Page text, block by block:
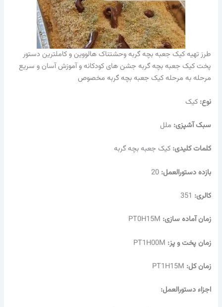
طرز تهیه کیک جعبه بچه گربه وحشتناک هالووین و کاملترین دستور
پخت کیک جعبه بچه گربه جشن های کودکانه و آموزش آسان و سریع
مرحله به مرحله کیک جعبه بچه گربه مخصوص
نوع:کیک
سبک آشپزی: ملل
کلمات کلیدی:کیک جعبه بچه گربه
بازده دستورالعمل:20
کالری: 351
زمان آماده سازی: PT0H15M
زمان پخت و پز: PT1H00M
زمان کل: PT1H15M
اجزاء دستورالعمل: